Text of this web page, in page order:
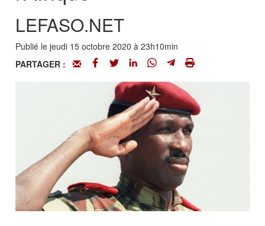
LEFASO.NET
Publié le jeudi 15 octobre 2020 à 23h10min
PARTAGER :